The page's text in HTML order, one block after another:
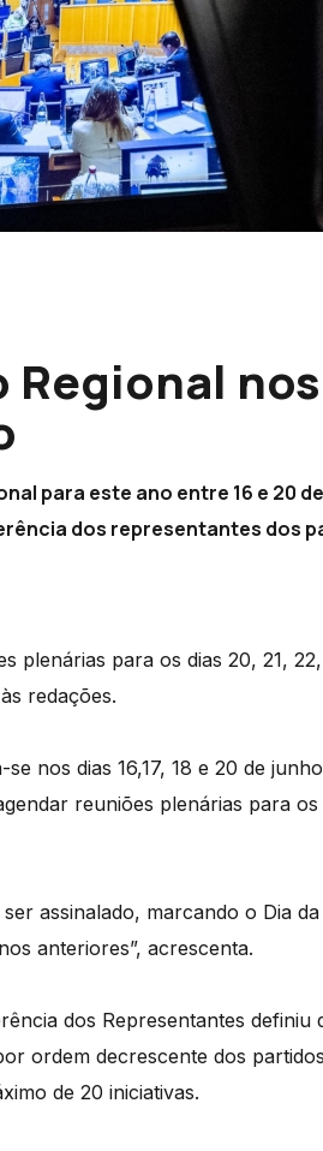
Regional
para este ano entre 16 e 20
dos representantes dos
plenárias para os dias 20, 21,
redações.
nos dias 16,17, 18 e 20 de
reuniões plenárias para
assinalado, marcando o Dia
anteriores”, acrescenta.
dos Representantes definiu
ordem decrescente dos
de 20 iniciativas.